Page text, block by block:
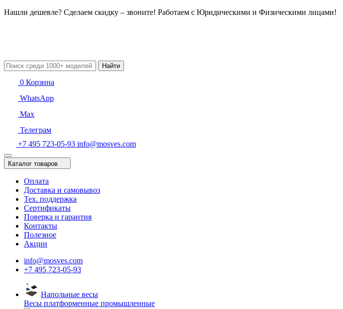
Нашли дешевле? Сделаем скидку – звоните! Работаем с Юридическими и Физическими лицами!
Найти
0 Корзина
WhatsApp
Max
Телеграм
+7 495 723-05-93 info@mosves.com
Каталог товаров
Оплата
Доставка и самовывоз
Тех. поддержка
Сертификаты
Поверка и гарантия
Контакты
Полезное
Акции
info@mosves.com
+7 495 723-05-93
Напольные весы
Весы платформенные промышленные